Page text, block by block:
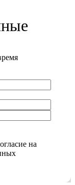
на